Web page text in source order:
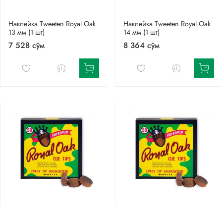
Наклейка Tweeten Royal Oak
13 мм (1 шт)
7 528 сўм
Наклейка Tweeten Royal Oak
14 мм (1 шт)
8 364 сўм